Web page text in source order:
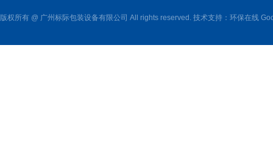
版权所有 @ 广州标际包装设备有限公司 All rights reserved. 技术支持： 环保在线